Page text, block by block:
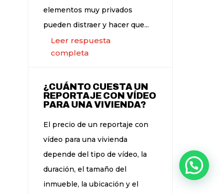
elementos muy privados
pueden distraer y hacer que...
Leer respuesta
completa
¿CUÁNTO CUESTA UN
REPORTAJE CON VÍDEO
PARA UNA VIVIENDA?
El precio de un reportaje con
vídeo para una vivienda
depende del tipo de vídeo, la
duración, el tamaño del
inmueble, la ubicación y el